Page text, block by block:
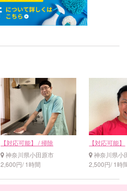
【対応可能】 / 掃除
神奈川県小田原市
2,600円/ 1時間
【対応可能】
神奈川県小
2,500円/ 1時